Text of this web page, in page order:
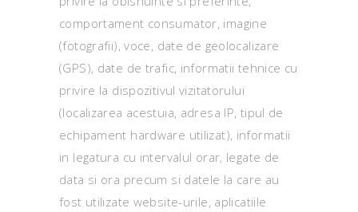
comportament consumator, imagine
(fotografii), voce, date de geolocalizare
(GPS), date de trafic, informatii tehnice cu
privire la dispozitivul vizitatorului
(localizarea acestuia, adresa IP, tipul de
echipament hardware utilizat), informatii
in legatura cu intervalul orar, legate de
data si ora precum si datele la care au
fost utilizate website-urile, aplicatiile